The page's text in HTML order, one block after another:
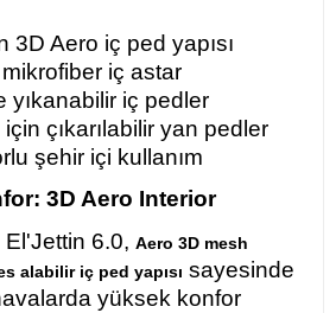
3D Aero iç ped yapısı
iç astar
yıkanabilir iç pedler
için çıkarılabilir yan pedler
şehir içi kullanım
3D Aero Interior
6.0, Aero 3D mesh
alabilir iç ped yapısı sayesinde
yüksek konfor